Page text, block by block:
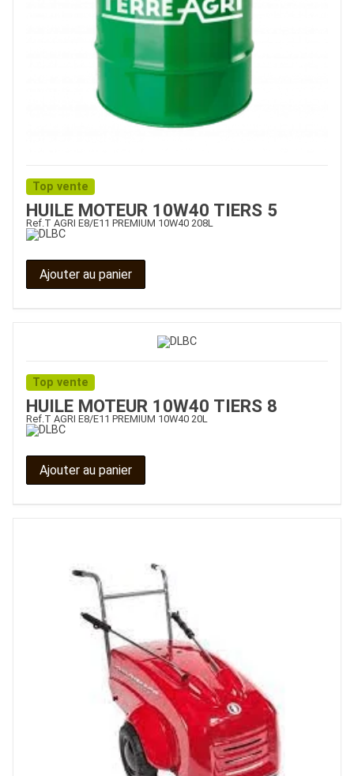
Top vente
HUILE MOTEUR 10W40 TIERS 5
Ref.T AGRI E8/E11 PREMIUM 10W40 208L
Ajouter au panier
Top vente
HUILE MOTEUR 10W40 TIERS 8
Ref.T AGRI E8/E11 PREMIUM 10W40 20L
Ajouter au panier